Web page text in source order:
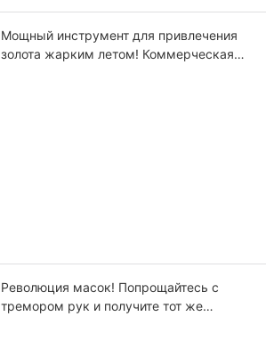
Мощный инструмент для привлечения
золота жарким летом! Коммерческая
Революция масок! Попрощайтесь с
тремором рук и получите тот же